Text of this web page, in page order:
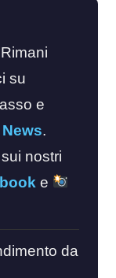
su
e
.
nostri
e
da